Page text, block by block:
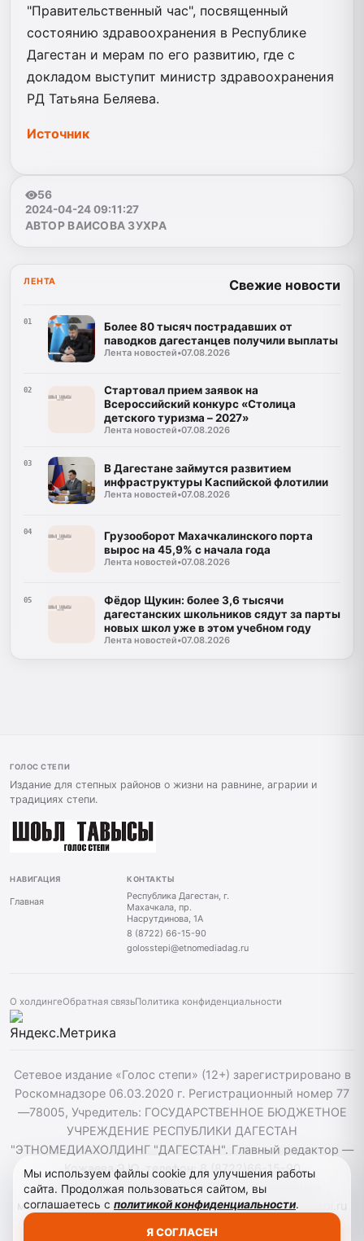
"Правительственный час", посвященный
состоянию здравоохранения в Республике
Дагестан и мерам по его развитию, где с
докладом выступит министр здравоохранения
РД Татьяна Беляева.
Источник
56
2024-04-24 09:11:27
АВТОР ВАИСОВА ЗУХРА
ЛЕНТА Свежие новости
01
Более 80 тысяч пострадавших от
паводков дагестанцев получили выплаты
Лента новостей•07.08.2026
02
Стартовал прием заявок на
Всероссийский конкурс «Столица
детского туризма – 2027»
Лента новостей•07.08.2026
03
В Дагестане займутся развитием
инфраструктуры Каспийской флотилии
Лента новостей•07.08.2026
04
Грузооборот Махачкалинского порта
вырос на 45,9% с начала года
Лента новостей•07.08.2026
05
Фёдор Щукин: более 3,6 тысячи
дагестанских школьников сядут за парты
новых школ уже в этом учебном году
Лента новостей•07.08.2026
ГОЛОС СТЕПИ
Издание для степных районов о жизни на равнине, аграрии и
традициях степи.
НАВИГАЦИЯ
Главная
КОНТАКТЫ
Республика Дагестан, г.
Махачкала, пр.
Насрутдинова, 1А
8 (8722) 66-15-90
golosstepi@etnomediadag.ru
О холдингеОбратная связьПолитика конфиденциальности
Сетевое издание «Голос степи» (12+) зарегистрировано в
Роскомнадзоре 06.03.2020 г. Регистрационный номер 77
—78005, Учредитель: ГОСУДАРСТВЕННОЕ БЮДЖЕТНОЕ
УЧРЕЖДЕНИЕ РЕСПУБЛИКИ ДАГЕСТАН
"ЭТНОМЕДИАХОЛДИНГ "ДАГЕСТАН". Главный редактор —
Кожаева Э.Ю. телефон: 8 (8722)66-15-90
golosstepi@etnomediadag.ru При использовании
материалов сайта активная гиперссылка на golosstepi.ru
Мы используем файлы cookie для улучшения работы
сайта. Продолжая пользоваться сайтом, вы
соглашаетесь с политикой конфиденциальности.
Я СОГЛАСЕН